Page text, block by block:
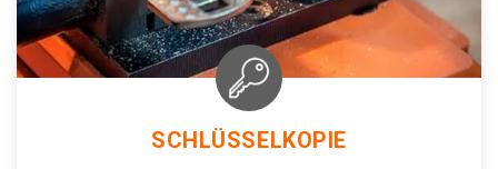
SCHLÜSSELKOPIE